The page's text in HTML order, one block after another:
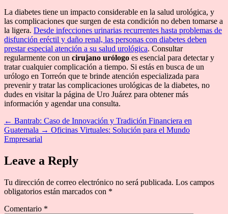
La diabetes tiene un impacto considerable en la salud urológica, y
las complicaciones que surgen de esta condición no deben tomarse a
la ligera. Desde infecciones urinarias recurrentes hasta problemas de
disfunción eréctil y daño renal, las personas con diabetes deben
prestar especial atención a su salud urológica. Consultar
regularmente con un cirujano urólogo es esencial para detectar y
tratar cualquier complicación a tiempo. Si estás en busca de un
urólogo en Torreón que te brinde atención especializada para
prevenir y tratar las complicaciones urológicas de la diabetes, no
dudes en visitar la página de Uro Juárez para obtener más
información y agendar una consulta.
← Bantrab: Caso de Innovación y Tradición Financiera en
Guatemala → Oficinas Virtuales: Solución para el Mundo
Empresarial
Leave a Reply
Tu dirección de correo electrónico no será publicada. Los campos
obligatorios están marcados con *
Comentario *